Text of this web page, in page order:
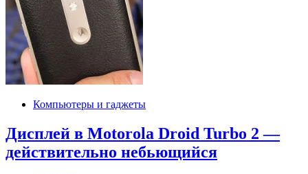
Компьютеры и гаджеты
Дисплей в Motorola Droid Turbo 2 —
действительно небьющийся